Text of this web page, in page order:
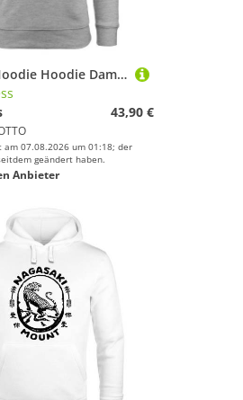
Neverless Hoodie Hoodie Damen California Republic Bear Badge Bär Sunshine State USA
43,90 €
07.08.2026 um 01:18; der
geändert haben.
Anbieter